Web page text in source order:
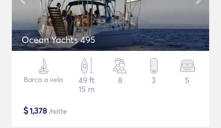
Ocean Yachts 495
Barca a vela
49 ft
15 m
8 3 5
$1,378 /notte